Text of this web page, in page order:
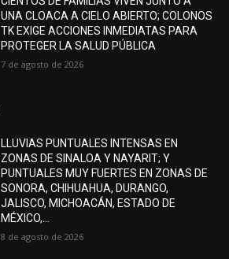
UNA CLOACA A CIELO ABIERTO; COLONOS
TK EXIGE ACCIONES INMEDIATAS PARA
PROTEGER LA SALUD PÚBLICA
7 de agosto de 2026
LLUVIAS PUNTUALES INTENSAS EN
ZONAS DE SINALOA Y NAYARIT; Y
PUNTUALES MUY FUERTES EN ZONAS DE
SONORA, CHIHUAHUA, DURANGO,
JALISCO, MICHOACÁN, ESTADO DE
MÉXICO,...
8 de agosto de 2026